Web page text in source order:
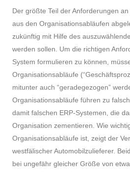
Der größte Teil der Anforderungen
aus den Organisationsabläufen
zukünftig mit Hilfe des
werden sollen. Um die richtigen
System formulieren zu können,
Organisationsabläufe
mitunter auch “geradegezogen”
Organisationsabläufe führen zu
damit falschen ERP-Systemen, die
Organisation zementieren. Wie
Organisationsabläufe ist, zeigt der
westfälischer Automobilzulieferer.
bei ungefähr gleicher Größe von